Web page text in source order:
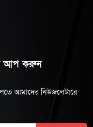
আপ করুন
আমাদের নিউজলেটারে